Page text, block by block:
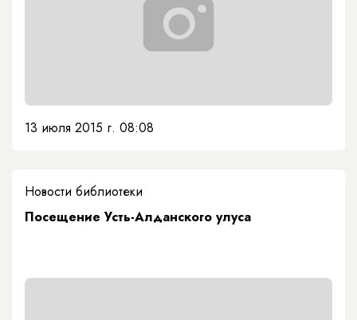
13 июля 2015 г. 08:08
Новости библиотеки
Посещение Усть-Алданского улуса